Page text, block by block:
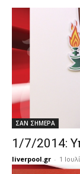
ΣΑΝ ΣΗΜΕΡΑ
1/7/2014:
liverpool.gr - 1